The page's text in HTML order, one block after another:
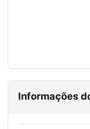
Informações